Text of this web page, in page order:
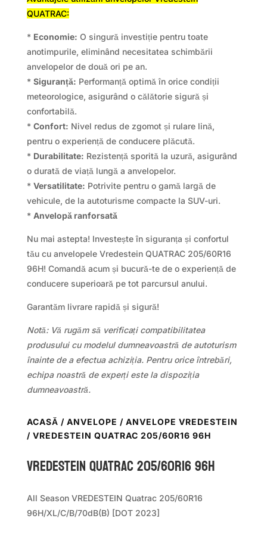
QUATRAC:
* Economie: O singură investiție pentru toate
anotimpurile, eliminând necesitatea schimbării
anvelopelor de două ori pe an.
* Siguranță: Performanță optimă în orice condiții
meteorologice, asigurând o călătorie sigură și
confortabilă.
* Confort: Nivel redus de zgomot și rulare lină,
pentru o experiență de conducere plăcută.
* Durabilitate: Rezistență sporită la uzură, asigurând
o durată de viață lungă a anvelopelor.
* Versatilitate: Potrivite pentru o gamă largă de
vehicule, de la autoturisme compacte la SUV-uri.
* Anvelopă ranforsată
Nu mai astepta! Investește în siguranța și confortul
tău cu anvelopele Vredestein QUATRAC 205/60R16
96H! Comandă acum și bucură-te de o experiență de
conducere superioară pe tot parcursul anului.
Garantăm livrare rapidă și sigură!
Notă: Vă rugăm să verificați compatibilitatea
produsului cu modelul dumneavoastră de autoturism
înainte de a efectua achiziția. Pentru orice întrebări,
echipa noastră de experți este la dispoziția
dumneavoastră.
ACASĂ / ANVELOPE / ANVELOPE VREDESTEIN
/ VREDESTEIN QUATRAC 205/60R16 96H
Vredestein QUATRAC 205/60R16 96H
All Season VREDESTEIN Quatrac 205/60R16
96H/XL/C/B/70dB(B) [DOT 2023]